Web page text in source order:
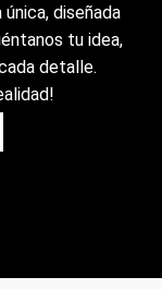
diseñada
tu idea,
detalle.